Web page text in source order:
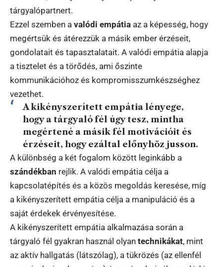
tárgyalópartnert.
Ezzel szemben a valódi empátia az a képesség, hogy
megértsük és átérezzük a másik ember érzéseit,
gondolatait és tapasztalatait. A valódi empátia alapja
a tisztelet és a törődés, ami őszinte
kommunikációhoz és kompromisszumkészséghez
vezethet.
A kikényszerített empátia lényege,
hogy a tárgyaló fél úgy tesz, mintha
megértené a másik fél motivációit és
érzéseit, hogy ezáltal előnyhöz jusson.
A különbség a két fogalom között leginkább a
szándékban rejlik. A valódi empátia célja a
kapcsolatépítés és a közös megoldás keresése, míg
a kikényszerített empátia célja a manipuláció és a
saját érdekek érvényesítése.
A kikényszerített empátia alkalmazása során a
tárgyaló fél gyakran használ olyan technikákat, mint
az aktív hallgatás (látszólag), a tükrözés (az ellenfél